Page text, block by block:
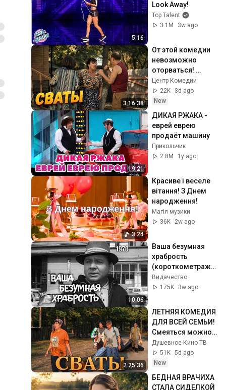
5:16
Look Away!
Top Talent
3.1M
3w ago
3:16:38
От этой комедии
невозможно
оторваться!
Отдохните ВСЕЙ
ДУШОЙ с этим
фильмом! Сериал
Сваты
Центр Комедии
22K
3d ago
New
19:21
ДИКАЯ РЖАКА -
еврей еврею
продаёт машину
Прикольчик
2.8M
1y ago
3:24
Красиве і веселе
вітання! З Днем
народження!
Магія музики
36K
2w ago
10:06
Ваша безумная
храбрость
(короткометражн
ый фильм, 1970)
Видачество
175K
3w ago
2:25:36
ЛЕТНЯЯ КОМЕДИЯ
ДЛЯ ВСЕЙ СЕМЬИ!
Смеяться можно
всем домом!
Хорошо сняли! 🎥
Сериал "Сваты"
Душевное Кино ТВ
51K 5d ago
New
БЕДНАЯ ВРАЧИХА
СТАЛА СИДЕЛКОЙ